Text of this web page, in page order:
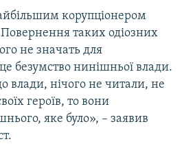
корупціонером
таких одіозних
не значать для
безумство нинішньої влади.
влади, нічого не читали, не
героїв, то вони
яке було», – заявив